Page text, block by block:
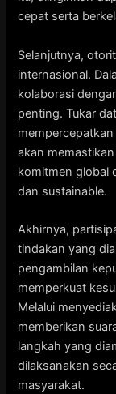
cepat serta
Selanjutnya,
internasional.
kolaborasi
penting. Tukar
akan
komitmen global
dan sustainable.
Akhirnya,
tindakan yang
pengambilan
memperkuat
Melalui
memberikan
langkah yang
dilaksanakan
masyarakat.